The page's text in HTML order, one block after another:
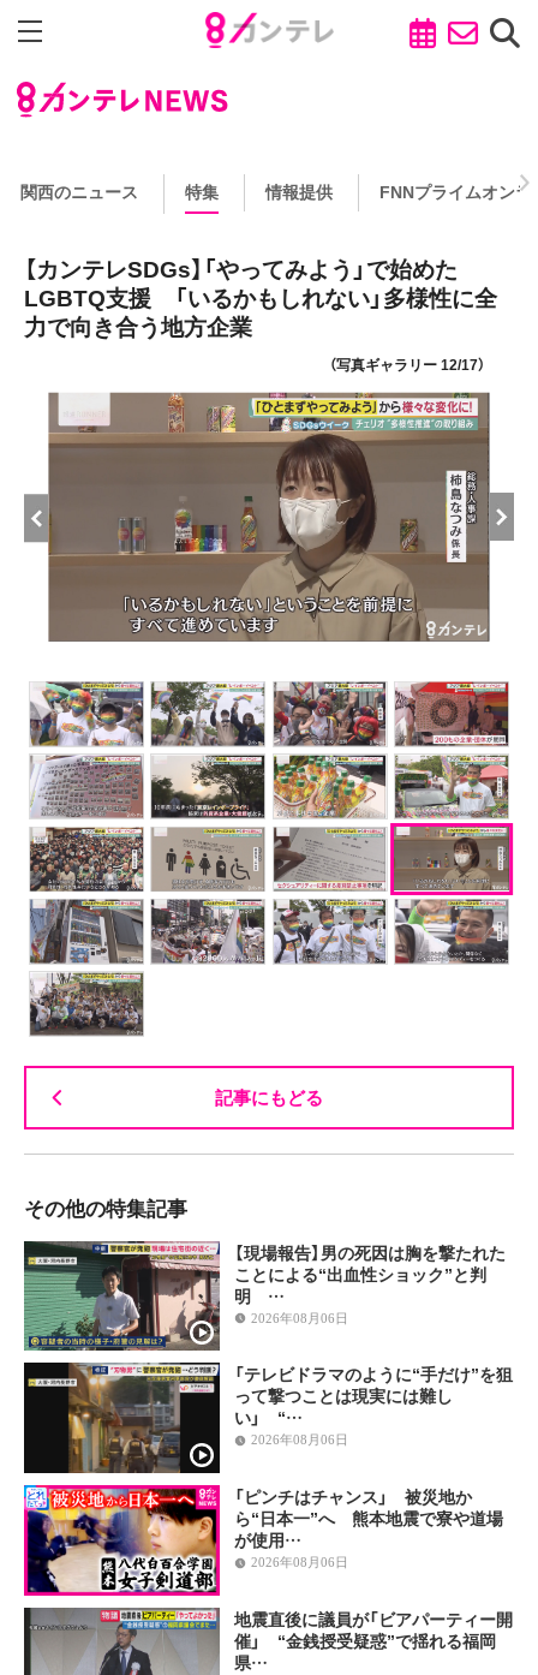
関西のニュース 特集 情報提供 FNNプライムオンラ
【カンテレSDGs】「やってみよう」で始めた
LGBTQ支援 「いるかもしれない」多様性に全
力で向き合う地方企業
（写真ギャラリー 12/17）
記事にもどる
その他の特集記事
【現場報告】男の死因は胸を撃たれた
ことによる“出血性ショック”と判
明 …
2026年08月06日
「テレビドラマのように“手だけ”を狙
って撃つことは現実には難し
い」 “…
2026年08月06日
「ピンチはチャンス」 被災地か
ら“日本一”へ 熊本地震で寮や道場
が使用…
2026年08月06日
地震直後に議員が「ビアパーティー開
催」 “金銭授受疑惑”で揺れる福岡
県…